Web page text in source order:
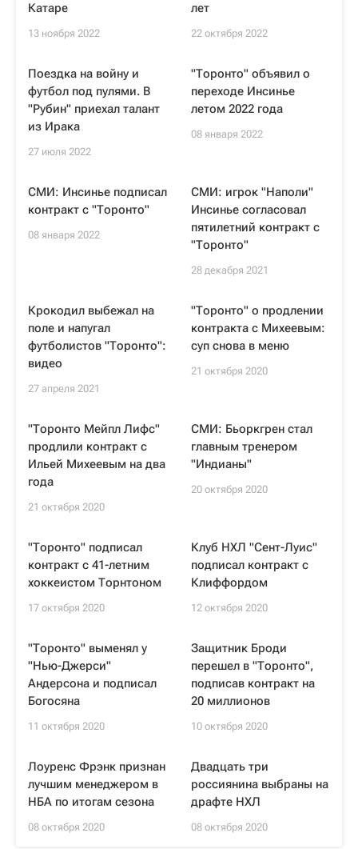
Катаре
13 ноября 2022
лет
22 октября 2022
Поездка на войну и
футбол под пулями. В
"Рубин" приехал талант
из Ирака
27 июля 2022
"Торонто" объявил о
переходе Инсинье
летом 2022 года
08 января 2022
СМИ: Инсинье подписал
контракт с "Торонто"
08 января 2022
СМИ: игрок "Наполи"
Инсинье согласовал
пятилетний контракт с
"Торонто"
28 декабря 2021
Крокодил выбежал на
поле и напугал
футболистов "Торонто":
видео
27 апреля 2021
"Торонто" о продлении
контракта с Михеевым:
суп снова в меню
21 октября 2020
"Торонто Мейпл Лифс"
продлили контракт с
Ильей Михеевым на два
года
21 октября 2020
СМИ: Бьоркгрен стал
главным тренером
"Индианы"
20 октября 2020
"Торонто" подписал
контракт с 41-летним
хоккеистом Торнтоном
17 октября 2020
Клуб НХЛ "Сент-Луис"
подписал контракт с
Клиффордом
12 октября 2020
"Торонто" выменял у
"Нью-Джерси"
Андерсона и подписал
Богосяна
11 октября 2020
Защитник Броди
перешел в "Торонто",
подписав контракт на
20 миллионов
10 октября 2020
Лоуренс Фрэнк признан
лучшим менеджером в
НБА по итогам сезона
08 октября 2020
Двадцать три
россиянина выбраны на
драфте НХЛ
08 октября 2020